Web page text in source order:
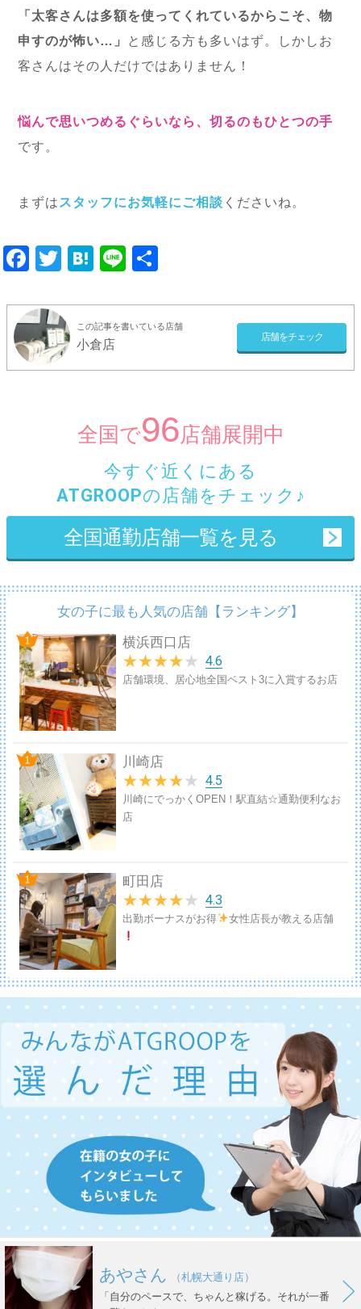
「太客さんは多額を使ってくれているからこそ、物
申すのが怖い…」
と感じる方も多いはず。しかしお
客さんはその人だけではありません！
悩んで思いつめるぐらいなら、切るのもひとつの手
です。
まずは スタッフにお気軽にご相談 くださいね。
Facebook
Twitter
Hatena
Line
この記事を書いている店舗
小倉店 店舗をチェック
全国で96店舗展開中
今すぐ近くにある
ATGROOPの店舗をチェック♪
全国通勤店舗一覧を見る
女の子に最も人気の店舗【ランキング】
横浜西口店
★★★★★ 4.6
店舗環境、居心地全国ベスト3に入賞するお店
川崎店
★★★★★ 4.5
川崎にでっかくOPEN！駅直結☆通勤便利なお
店
町田店
★★★★★ 4.3
出勤ボーナスがお得 女性店長が教える店舗
あやさん
（札幌大通り店）
「自分のペースで、ちゃんと稼げる。それが一番